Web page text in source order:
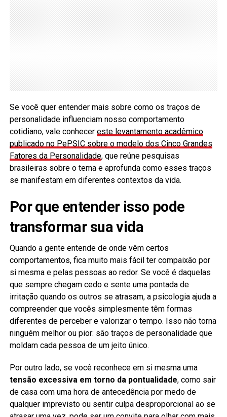
Se você quer entender mais sobre como os traços de
personalidade influenciam nosso comportamento
cotidiano, vale conhecer este levantamento acadêmico
publicado no PePSIC sobre o modelo dos Cinco Grandes
Fatores da Personalidade, que reúne pesquisas
brasileiras sobre o tema e aprofunda como esses traços
se manifestam em diferentes contextos da vida.
Por que entender isso pode
transformar sua vida
Quando a gente entende de onde vêm certos
comportamentos, fica muito mais fácil ter compaixão por
si mesma e pelas pessoas ao redor. Se você é daquelas
que sempre chegam cedo e sente uma pontada de
irritação quando os outros se atrasam, a psicologia ajuda a
compreender que vocês simplesmente têm formas
diferentes de perceber e valorizar o tempo. Isso não torna
ninguém melhor ou pior: são traços de personalidade que
moldam cada pessoa de um jeito único.
Por outro lado, se você reconhece em si mesma uma
tensão excessiva em torno da pontualidade, como sair
de casa com uma hora de antecedência por medo de
qualquer imprevisto ou sentir culpa desproporcional ao se